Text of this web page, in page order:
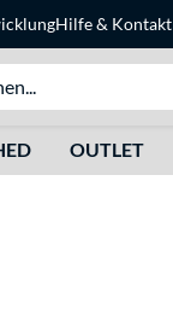
Hilfe& Kontakt
OUTLET